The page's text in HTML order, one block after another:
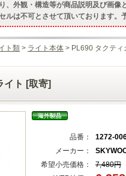
、外観・構造等が商品説明及び画像
ルは不可とさせて頂いております。
ト類 > ライト本体 > PL690 タクティ
イト [取寄]
品番：
1272-
メーカー：
希望小売価格：
7,480円